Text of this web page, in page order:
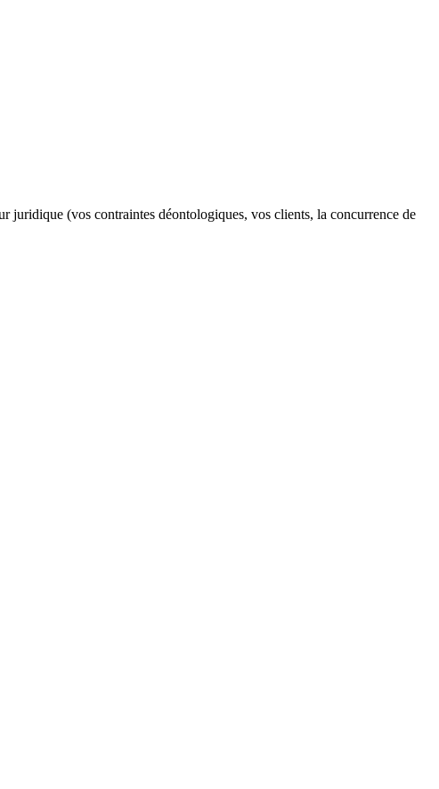
juridique (vos contraintes déontologiques, vos clients, la concurrence de